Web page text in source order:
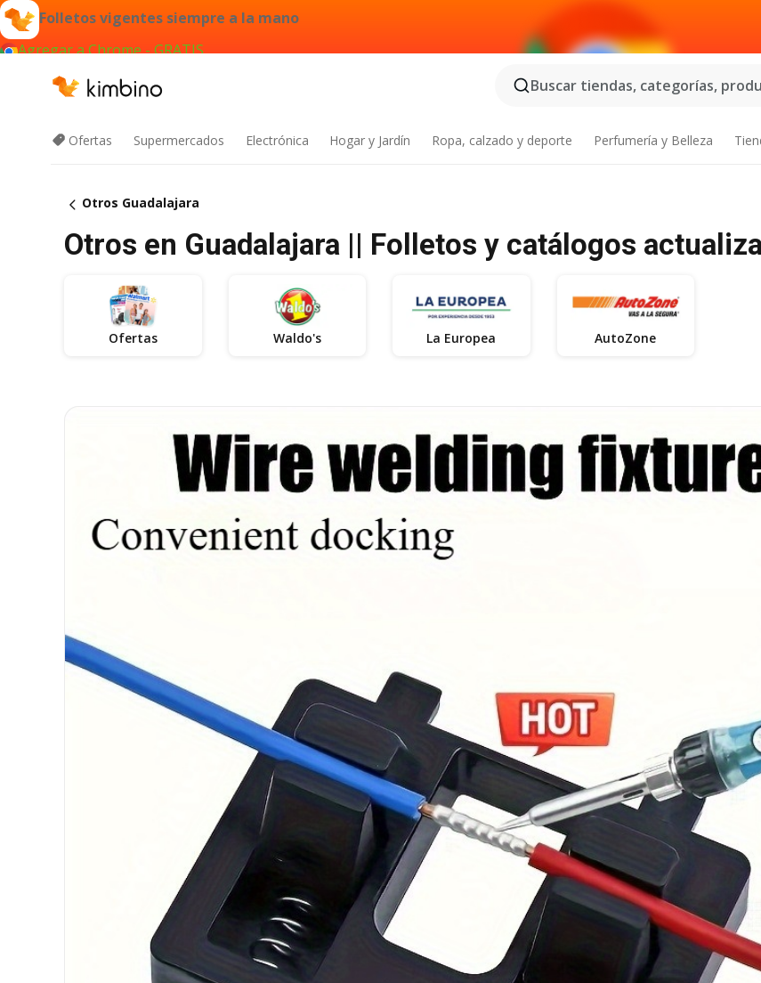
Folletos vigentes siempre a la mano
Agregar a Chrome - GRATIS
Buscar tiendas, categorías,
Ofertas Supermercados Electrónica Hogar y Jardín Ropa, calzado y deporte Perfumería y Belleza
Otros Guadalajara
Otros en Guadalajara || Folletos y catálogos
Ofertas Waldo's La Europea AutoZone